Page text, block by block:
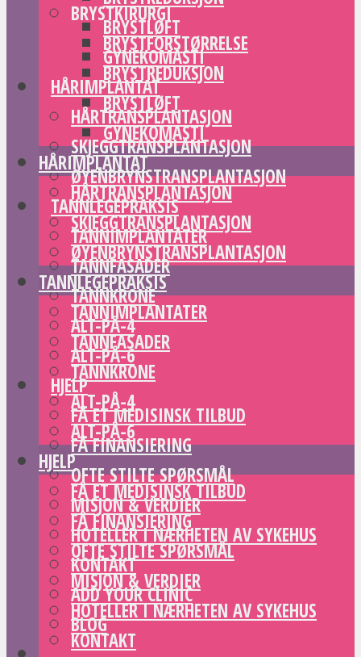
BRYSTLØFT
GYNEKOMASTI
HÅRIMPLANTAT
HÅRTRANSPLANTASJON
SKJEGGTRANSPLANTASJON
ØYENBRYNSTRANSPLANTASJON
TANNLEGEPRAKSIS
TANNIMPLANTATER
TANNFASADER
TANNKRONE
ALT-PÅ-4
ALT-PÅ-6
HJELP
FÅ ET MEDISINSK TILBUD
FÅ FINANSIERING
OFTE STILTE SPØRSMÅL
MISJON & VERDIER
HOTELLER I NÆRHETEN AV SYKEHUS
KONTAKT
ADD YOUR CLINIC
BLOG
BRYSTKIRURGI
BRYSTFORSTØRRELSE
BRYSTREDUKSJON
BRYSTLØFT
GYNEKOMASTI
HÅRIMPLANTAT
HÅRTRANSPLANTASJON
SKJEGGTRANSPLANTASJON
ØYENBRYNSTRANSPLANTASJON
TANNLEGEPRAKSIS
TANNIMPLANTATER
TANNFASADER
TANNKRONE
ALT-PÅ-4
ALT-PÅ-6
HJELP
FÅ ET MEDISINSK TILBUD
FÅ FINANSIERING
OFTE STILTE SPØRSMÅL
MISJON & VERDIER
HOTELLER I NÆRHETEN AV SYKEHUS
KONTAKT